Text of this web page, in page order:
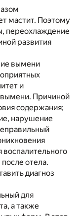
мастит. Поэтому
переохлаждение
развития
вымени
и
вымени. Причиной
содержания;
нарушение
воспалительного
отела.
диагноз
для
а также